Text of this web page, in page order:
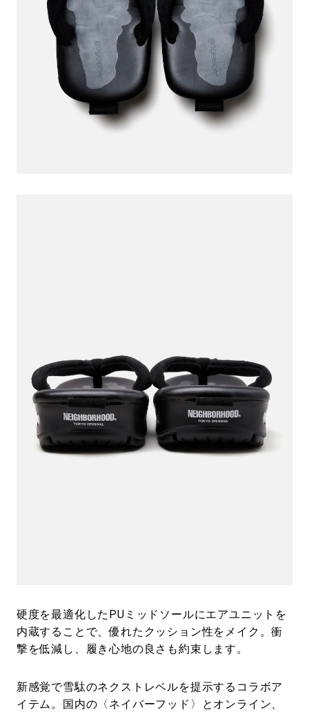
硬度を最適化したPUミッドソールにエアユニットを
内蔵することで、優れたクッション性をメイク。衝
撃を低減し、履き心地の良さも約束します。
新感覚で雪駄のネクストレベルを提示するコラボア
イテム。国内の〈ネイバーフッド〉とオンライン、